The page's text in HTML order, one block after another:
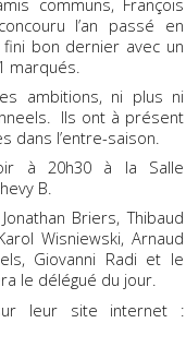
communs, François
l’an passé en
bon dernier avec un
marqués.
ambitions, ni plus ni
Ils ont à présent
dans l’entre-saison.
à 20h30 à la Salle
B.
Briers, Thibaud
Wisniewski, Arnaud
Giovanni Radi et le
le délégué du jour.
leur site internet :